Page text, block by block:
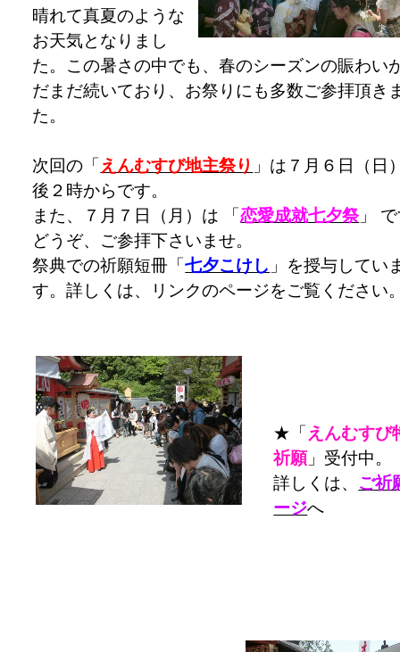
晴れて真夏のような
お天気となりまし
た。この暑さの中でも、春のシーズンの賑わい
だまだ続いており、お祭りにも多数ご参拝頂き
た。
次回の「 えんむすび地主祭り 」は７月６日（日
後２時からです。
また、７月７日（月）は 「恋愛成就七夕祭」
どうぞ、ご参拝下さいませ。
祭典での祈願短冊「七夕こけし 」を授与してい
す。詳しくは、リンクのページをご覧ください
★「 えんむすび
祈願」受付中。
詳しくは、 ご祈
ージへ